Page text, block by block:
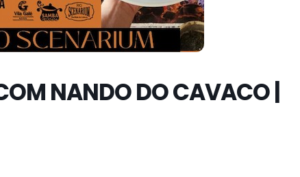
NANDO DO CAVACO |